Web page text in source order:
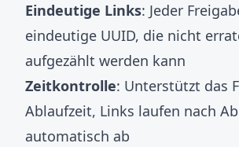
Eindeutige Links: Jeder
eindeutige UUID, die nicht
aufgezählt werden kann
Zeitkontrolle: Unterstützt das
Ablaufzeit, Links laufen nach
automatisch ab